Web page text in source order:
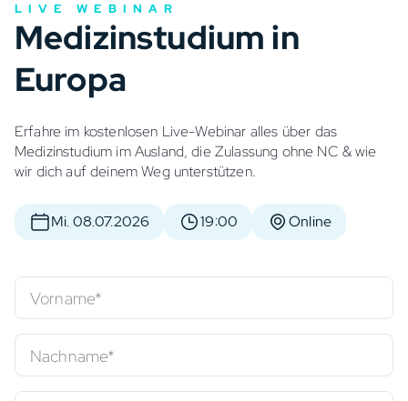
LIVE WEBINAR
Medizinstudium in
Europa
Erfahre im kostenlosen Live-Webinar alles über das
Medizinstudium im Ausland, die Zulassung ohne NC & wie
wir dich auf deinem Weg unterstützen.
Mi. 08.07.2026 19:00 Online
Vorname*
Nachname*